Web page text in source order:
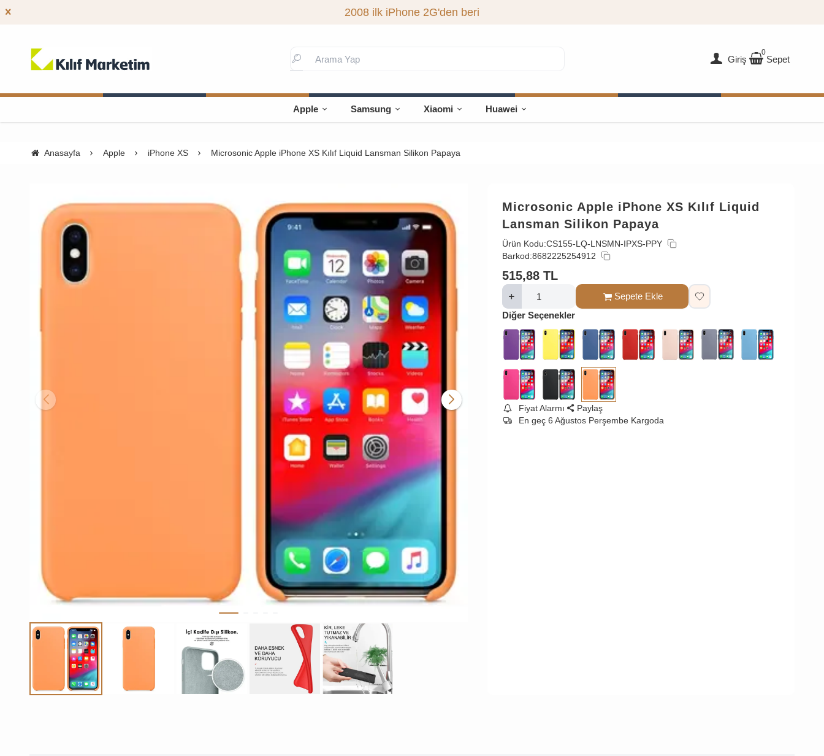
2008 ilk iPhone 2G'den beri
Giriş
0
Sepet
Apple Samsung Xiaomi Huawei
Anasayfa Apple iPhone XS Microsonic Apple iPhone XS Kılıf Liquid Lansman Silikon Papaya
Microsonic Apple iPhone XS Kılıf Liquid
Lansman Silikon Papaya
Ürün Kodu:CS155-LQ-LNSMN-IPXS-PPY
Barkod:8682225254912
515,88 TL
Sepete Ekle
Diğer Seçenekler
Fiyat Alarmı
Paylaş
En geç 6 Ağustos Perşembe Kargoda